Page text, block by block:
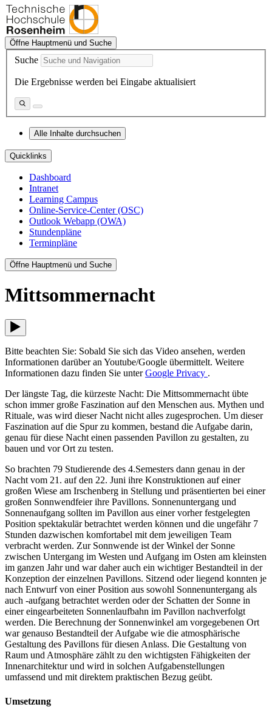
Öffne Hauptmenü und Suche
Suche
Die Ergebnisse werden bei Eingabe aktualisiert
Alle Inhalte durchsuchen
Quicklinks
Dashboard
Intranet
Learning Campus
Online-Service-Center (OSC)
Outlook Webapp (OWA)
Stundenpläne
Terminpläne
Öffne Hauptmenü und Suche
Mittsommernacht
Bitte beachten Sie: Sobald Sie sich das Video ansehen, werden
Informationen darüber an Youtube/Google übermittelt. Weitere
Informationen dazu finden Sie unterGoogle Privacy .
Der längste Tag, die kürzeste Nacht: Die Mittsommernacht übte
schon immer große Faszination auf den Menschen aus. Mythen und
Rituale, was wird dieser Nacht nicht alles zugesprochen. Um dieser
Faszination auf die Spur zu kommen, bestand die Aufgabe darin,
genau für diese Nacht einen passenden Pavillon zu gestalten, zu
bauen und vor Ort zu testen.
So brachten 79 Studierende des 4.Semesters dann genau in der
Nacht vom 21. auf den 22. Juni ihre Konstruktionen auf einer
großen Wiese am Irschenberg in Stellung und präsentierten bei einer
großen Sonnwendfeier ihre Pavillons. Sonnenuntergang und
Sonnenaufgang sollten im Pavillon aus einer vorher festgelegten
Position spektakulär betrachtet werden können und die ungefähr 7
Stunden dazwischen komfortabel mit dem jeweiligen Team
verbracht werden. Zur Sonnwende ist der Winkel der Sonne
zwischen Untergang im Westen und Aufgang im Osten am kleinsten
im ganzen Jahr und war daher auch ein wichtiger Bestandteil in der
Konzeption der einzelnen Pavillons. Sitzend oder liegend konnten je
nach Entwurf von einer Position aus sowohl Sonnenuntergang als
auch -aufgang betrachtet werden oder der Schatten der Sonne in
einer eingearbeiteten Sonnenlaufbahn im Pavillon nachverfolgt
werden. Die Berechnung der Sonnenwinkel am vorgegebenen Ort
war genauso Bestandteil der Aufgabe wie die atmosphärische
Gestaltung des Pavillons für diesen Anlass. Die Gestaltung von
Raum und Atmosphäre zählt zu den wichtigsten Fähigkeiten der
Innenarchitektur und wird in solchen Aufgabenstellungen
umfassend und mit direktem praktischen Bezug geübt.
Umsetzung